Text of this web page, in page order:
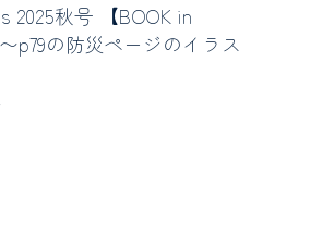
2025秋号 【BOOK in
p79の防災ページのイラス